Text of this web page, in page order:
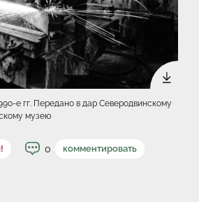
e гг. Передано в дар Северодвинскому
музею
0 комментировать